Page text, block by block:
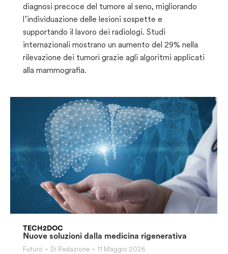
diagnosi precoce del tumore al seno, migliorando
l’individuazione delle lesioni sospette e
supportando il lavoro dei radiologi. Studi
internazionali mostrano un aumento del 29% nella
rilevazione dei tumori grazie agli algoritmi applicati
alla mammografia.
TECH2DOC
Nuove soluzioni dalla medicina rigenerativa
Futuro Di Redazione 11 Maggio 2026